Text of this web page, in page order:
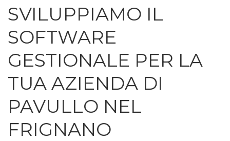
SVILUPPIAMO IL
SOFTWARE
GESTIONALE PER LA
TUA AZIENDA DI
PAVULLO NEL
FRIGNANO